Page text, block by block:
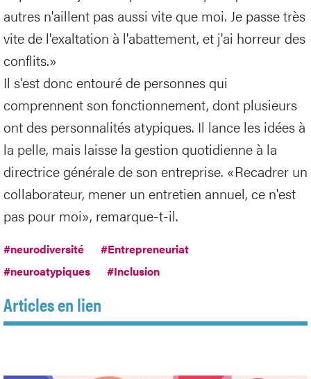
autres n'aillent pas aussi vite que moi. Je passe très
vite de l'exaltation à l'abattement, et j'ai horreur des
conflits.»
Il s'est donc entouré de personnes qui
comprennent son fonctionnement, dont plusieurs
ont des personnalités atypiques. Il lance les idées à
la pelle, mais laisse la gestion quotidienne à la
directrice générale de son entreprise. «Recadrer un
collaborateur, mener un entretien annuel, ce n'est
pas pour moi», remarque-t-il.
#neurodiversité
#Entrepreneuriat
#neuroatypiques
#Inclusion
Articles en lien